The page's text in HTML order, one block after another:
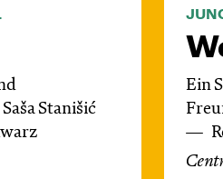
Stanišić
Ein